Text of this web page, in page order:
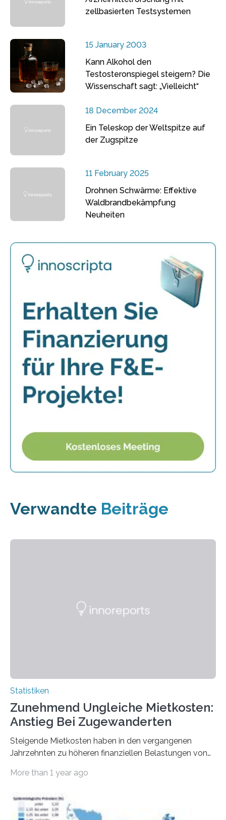
zellbasierten Testsystemen
15 January 2003
Kann Alkohol den
Testosteronspiegel steigern? Die
Wissenschaft sagt: „Vielleicht“
18 December 2024
Ein Teleskop der Weltspitze auf
der Zugspitze
11 February 2025
Drohnen Schwärme: Effektive
Waldbrandbekämpfung
Neuheiten
Verwandte Beiträge
Statistiken
Zunehmend Ungleiche Mietkosten:
Anstieg Bei Zugewanderten
Steigende Mietkosten haben in den vergangenen
Jahrzehnten zu höheren finanziellen Belastungen von
Bundesinstitut für Bevölkerungsforschung (BiB)
gesamten Einkommen zwischen 1990 und 2020 für
unterschiedliche Einkommensgruppen sowie für in
More than 1 year ago